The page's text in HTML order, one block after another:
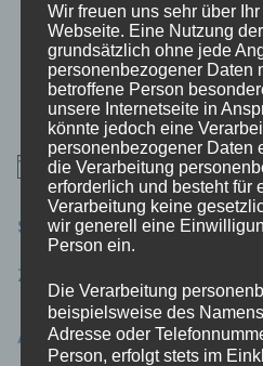
HinweisEs sind keine anstehenden
SITZUNGEN IM KASTELL:
Zu den aktuellen Terminen
ANSPRECHPARTNER
Wir freuen uns sehr über
Webseite. Eine Nutzung
grundsätzlich ohne jede
personenbezogener Daten
betroffene Person
unsere Internetseite in
könnte jedoch eine
personenbezogener Daten
die Verarbeitung
erforderlich und besteht für
Verarbeitung keine
wir generell eine
Person ein.
Die Verarbeitung
beispielsweise des
Adresse oder
Person, erfolgt stets im